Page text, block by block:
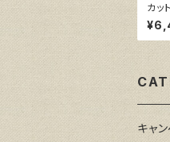
カッ
RA
キャ